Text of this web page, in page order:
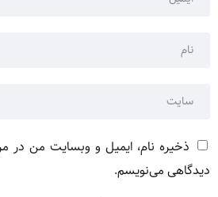
ذخیره نام، ایمیل و وبسایت من در
دیدگاهی می‌نویسم.